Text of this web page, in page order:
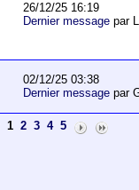
26/12/25 16:19
Dernier messagepar
02/12/25 03:38
Dernier messagepar
1 2 3 4 5